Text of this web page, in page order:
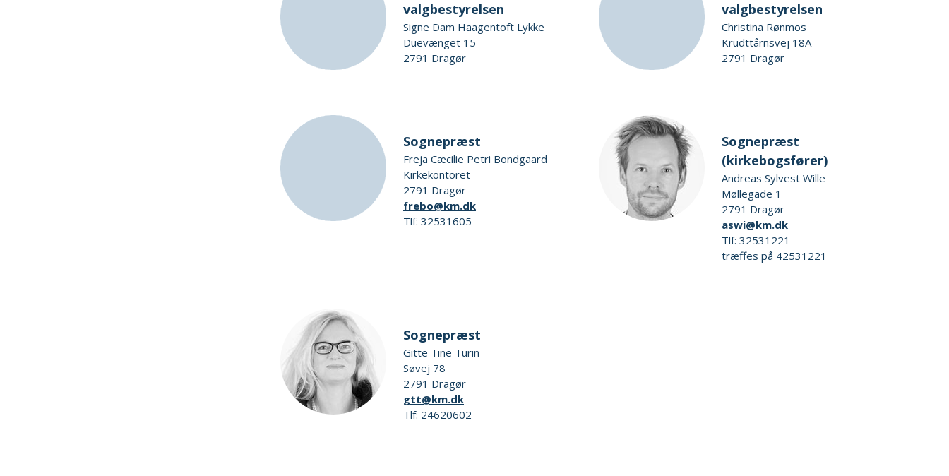
valgbestyrelsen
Signe Dam Haagentoft Lykke
Duevænget 15
2791 Dragør
valgbestyrelsen
Christina Rønmos
Krudttårnsvej 18A
2791 Dragør
Sognepræst
Freja Cæcilie Petri Bondgaard
Kirkekontoret
2791 Dragør
frebo@km.dk
Tlf: 32531605
Sognepræst
(kirkebogsfører)
Andreas Sylvest Wille
Møllegade 1
2791 Dragør
aswi@km.dk
Tlf: 32531221
træffes på 42531221
Sognepræst
Gitte Tine Turin
Søvej 78
2791 Dragør
gtt@km.dk
Tlf: 24620602